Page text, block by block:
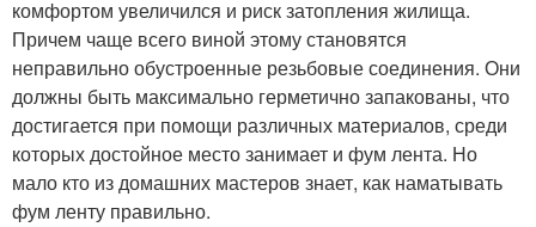
комфортом увеличился и риск затопления жилища.
Причем чаще всего виной этому становятся
неправильно обустроенные резьбовые соединения. Они
должны быть максимально герметично запакованы, что
достигается при помощи различных материалов, среди
которых достойное место занимает и фум лента. Но
мало кто из домашних мастеров знает, как наматывать
фум ленту правильно.